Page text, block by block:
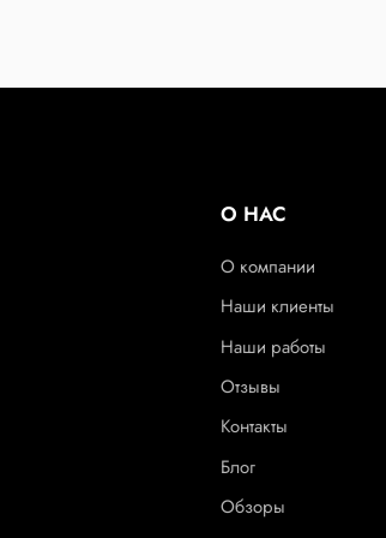
О НАС
О компании
Наши клиенты
Наши работы
Отзывы
Контакты
Блог
Обзоры